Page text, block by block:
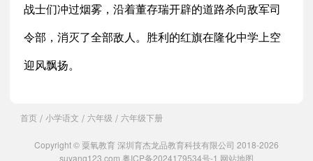
战士们冲过烟雾，沿着董存瑞开辟的道路杀向敌军司
令部，消灭了全部敌人。胜利的红旗在隆化中学上空
迎风飘扬。
首页 / 小学语文 / 六年级 / 六年级下册
Copyright © 粟氧教育 深圳育杰龙品教育科技有限公司 2018-2026
suyang123.com 粤ICP备2024179534号-1 网站地图